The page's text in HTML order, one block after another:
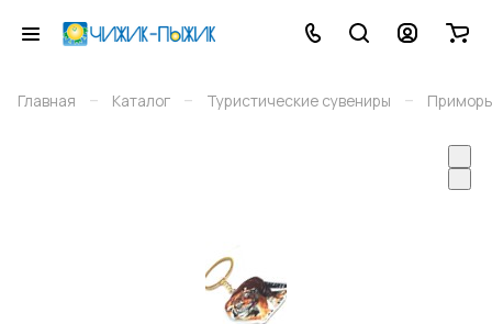
Главная – Каталог – Туристические сувениры –